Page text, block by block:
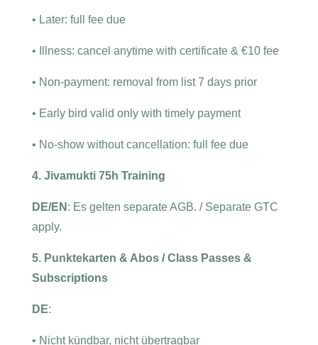
• Later: full fee due
• Illness: cancel anytime with certificate & €10 fee
• Non-payment: removal from list 7 days prior
• Early bird valid only with timely payment
• No-show without cancellation: full fee due
4. Jivamukti 75h Training
DE/EN : Es gelten separate AGB. / Separate GTC
apply.
5. Punktekarten & Abos / Class Passes &
Subscriptions
DE:
• Nicht kündbar, nicht übertragbar